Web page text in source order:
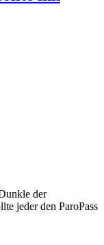
der
jeder den ParoPass